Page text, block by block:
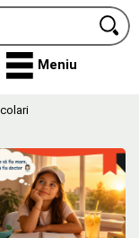
Meniu